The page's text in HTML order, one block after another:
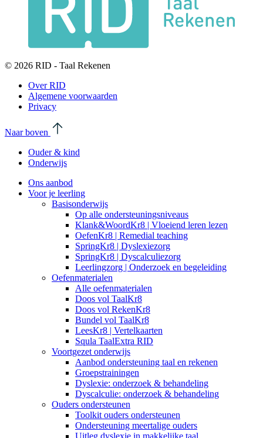
© 2026 RID - Taal Rekenen
Over RID
Algemene voorwaarden
Privacy
Naar boven
Ouder & kind
Onderwijs
Ons aanbod
Voor je leerling
Basisonderwijs
Op alle ondersteuningsniveaus
Klank&WoordKr8 | Vloeiend leren lezen
OefenKr8 | Remedial teaching
SpringKr8 | Dyslexiezorg
SpringKr8 | Dyscalculiezorg
Leerlingzorg | Onderzoek en begeleiding
Oefenmaterialen
Alle oefenmaterialen
Doos vol TaalKr8
Doos vol RekenKr8
Bundel vol TaalKr8
LeesKr8 | Vertelkaarten
Squla TaalExtra RID
Voortgezet onderwijs
Aanbod ondersteuning taal en rekenen
Groepstrainingen
Dyslexie: onderzoek & behandeling
Dyscalculie: onderzoek & behandeling
Ouders ondersteunen
Toolkit ouders ondersteunen
Ondersteuning meertalige ouders
Uitleg dyslexie in makkelijke taal